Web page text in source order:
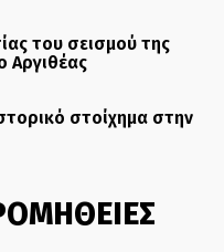
του σεισμού της
Αργιθέας
στοίχημα στην